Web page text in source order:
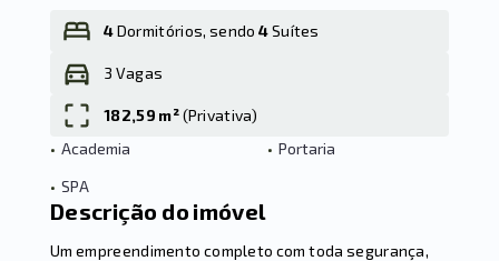
4Dormitórios, sendo4Suítes
3 Vagas
182,59 m²(Privativa)
• Academia • Portaria
• SPA
Descrição do imóvel
Um empreendimento completo com toda segurança,